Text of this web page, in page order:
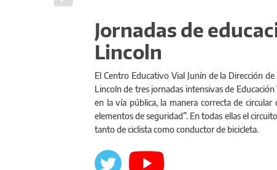
Jornadas de
Lincoln
El Centro Educativo Vial Junín de la Dirección
Lincoln de tres jornadas intensivas de
en la vía pública, la manera correcta de
elementos de seguridad”. En todas ellas el
tanto de ciclista como conductor de bicicleta.